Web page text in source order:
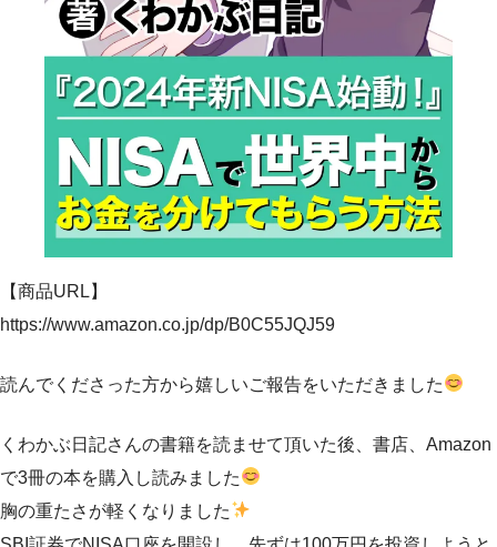
【商品URL】
https://www.amazon.co.jp/dp/B0C55JQJ59
読んでくださった方から嬉しいご報告をいただきました
くわかぶ日記さんの書籍を読ませて頂いた後、書店、Amazon
で3冊の本を購入し読みました
胸の重たさが軽くなりました